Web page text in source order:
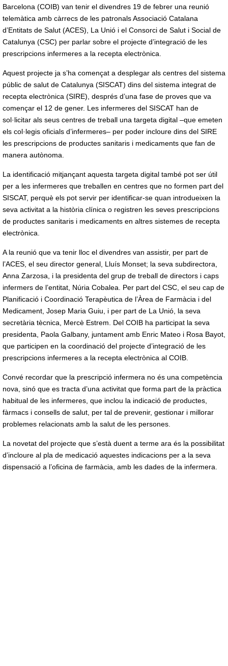
Barcelona (COIB) van tenir el divendres 19 de febrer una reunió
telemàtica amb càrrecs de les patronals Associació Catalana
d’Entitats de Salut (ACES), La Unió i el Consorci de Salut i Social de
Catalunya (CSC) per parlar sobre el projecte d’integració de les
prescripcions infermeres a la recepta electrònica.
Aquest projecte ja s’ha començat a desplegar als centres del sistema
públic de salut de Catalunya (SISCAT) dins del sistema integrat de
recepta electrònica (SIRE), després d’una fase de proves que va
començar el 12 de gener. Les infermeres del SISCAT han de
sol·licitar als seus centres de treball una targeta digital –que emeten
els col·legis oficials d’infermeres– per poder incloure dins del SIRE
les prescripcions de productes sanitaris i medicaments que fan de
manera autònoma.
La identificació mitjançant aquesta targeta digital també pot ser útil
per a les infermeres que treballen en centres que no formen part del
SISCAT, perquè els pot servir per identificar-se quan introdueixen la
seva activitat a la història clínica o registren les seves prescripcions
de productes sanitaris i medicaments en altres sistemes de recepta
electrònica.
A la reunió que va tenir lloc el divendres van assistir, per part de
l’ACES, el seu director general, Lluís Monset; la seva subdirectora,
Anna Zarzosa, i la presidenta del grup de treball de directors i caps
infermers de l’entitat, Núria Cobalea. Per part del CSC, el seu cap de
Planificació i Coordinació Terapèutica de l’Àrea de Farmàcia i del
Medicament, Josep Maria Guiu, i per part de La Unió, la seva
secretària tècnica, Mercè Estrem. Del COIB ha participat la seva
presidenta, Paola Galbany, juntament amb Enric Mateo i Rosa Bayot,
que participen en la coordinació del projecte d’integració de les
prescripcions infermeres a la recepta electrònica al COIB.
Convé recordar que la prescripció infermera no és una competència
nova, sinó que es tracta d’una activitat que forma part de la pràctica
habitual de les infermeres, que inclou la indicació de productes,
fàrmacs i consells de salut, per tal de prevenir, gestionar i millorar
problemes relacionats amb la salut de les persones.
La novetat del projecte que s’està duent a terme ara és la possibilitat
d’incloure al pla de medicació aquestes indicacions per a la seva
dispensació a l’oficina de farmàcia, amb les dades de la infermera.